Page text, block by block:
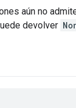
aún no
devolver